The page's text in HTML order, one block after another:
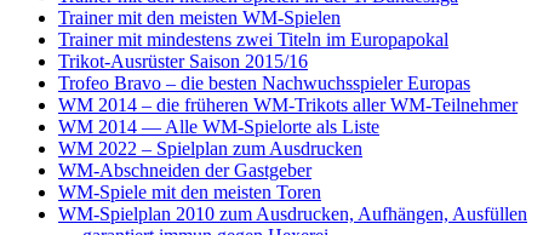
Trainer mit den meisten WM-Spielen
Trainer mit mindestens zwei Titeln im Europapokal
Trikot-Ausrüster Saison 2015/16
Trofeo Bravo – die besten Nachwuchsspieler Europas
WM 2014 – die früheren WM-Trikots aller WM-Teilnehmer
WM 2014 — Alle WM-Spielorte als Liste
WM 2022 – Spielplan zum Ausdrucken
WM-Abschneiden der Gastgeber
WM-Spiele mit den meisten Toren
WM-Spielplan 2010 zum Ausdrucken, Aufhängen, Ausfüllen